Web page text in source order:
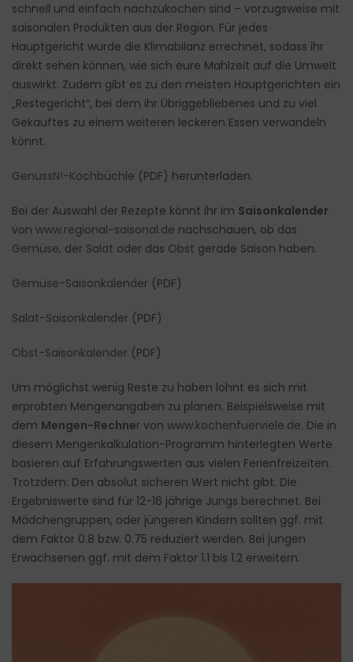
schnell und einfach nachzukochen sind – vorzugsweise mit
saisonalen Produkten aus der Region. Für jedes
Hauptgericht wurde die Klimabilanz errechnet, sodass ihr
direkt sehen können, wie sich eure Mahlzeit auf die Umwelt
auswirkt. Zudem gibt es zu den meisten Hauptgerichten ein
„Restegericht“, bei dem ihr Übriggebliebenes und zu viel
Gekauftes zu einem weiteren leckeren Essen verwandeln
könnt.
GenussN!-Kochbüchle (PDF) herunterladen.
Bei der Auswahl der Rezepte könnt ihr im Saisonkalender
von www.regional-saisonal.de nachschauen, ob das
Gemüse, der Salat oder das Obst gerade Saison haben.
Gemüse-Saisonkalender (PDF)
Salat-Saisonkalender (PDF)
Obst-Saisonkalender (PDF)
Um möglichst wenig Reste zu haben lohnt es sich mit
erprobten Mengenangaben zu planen. Beispielsweise mit
dem Mengen-Rechner von www.kochenfuerviele.de. Die in
diesem Mengenkalkulation-Programm hinterlegten Werte
basieren auf Erfahrungswerten aus vielen Ferienfreizeiten.
Trotzdem: Den absolut sicheren Wert nicht gibt. Die
Ergebniswerte sind für 12-16 jährige Jungs berechnet. Bei
Mädchengruppen, oder jüngeren Kindern sollten ggf. mit
dem Faktor 0.8 bzw. 0.75 reduziert werden. Bei jungen
Erwachsenen ggf. mit dem Faktor 1.1 bis 1.2 erweitern.